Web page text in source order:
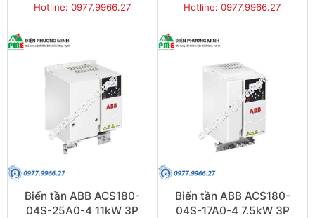
Hotline: 0977.9966.27 Hotline: 0977.9966.27
Biến tần ABB ACS180-
04S-25A0-4 11kW 3P
Biến tần ABB ACS180-
04S-17A0-4 7.5kW 3P